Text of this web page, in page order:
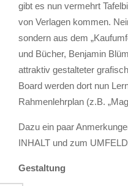
gibt es nun vermehrt
von Verlagen kommen.
sondern aus dem
und Bücher, Benjamin
attraktiv gestalteter
Board werden dort nun
Rahmenlehrplan (z.B.
Dazu ein paar
INHALT und zum
Gestaltung